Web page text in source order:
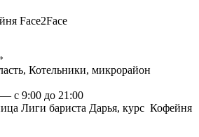
Face2Face
Котельники, микрорайон
с 9:00 до 21:00
Лиги бариста Дарья, курс Кофейня